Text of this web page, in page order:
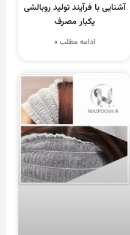
آشنایی با فرآیند تولید روبالشی
یکبار مصرف
ادامه مطلب »